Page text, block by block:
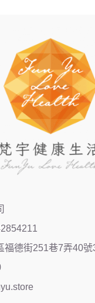
福德街251巷7弄40號